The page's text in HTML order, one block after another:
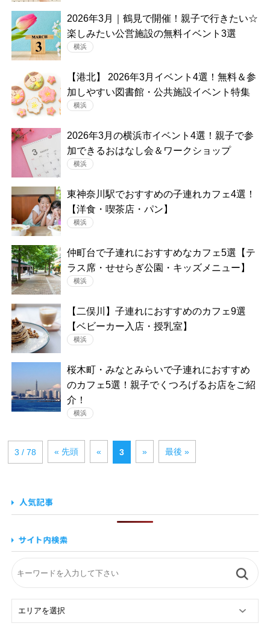
2026年3月｜鶴見で開催！親子で行きたい☆
楽しみたい公営施設の無料イベント3選
横浜
【港北】 2026年3月イベント4選！無料＆参
加しやすい図書館・公共施設イベント特集
横浜
2026年3月の横浜市イベント4選！親子で参
加できるおはなし会＆ワークショップ
横浜
東神奈川駅でおすすめの子連れカフェ4選！
【洋食・喫茶店・パン】
横浜
仲町台で子連れにおすすめなカフェ5選【テ
ラス席・せせらぎ公園・キッズメニュー】
横浜
【二俣川】子連れにおすすめのカフェ9選
【ベビーカー入店・授乳室】
横浜
桜木町・みなとみらいで子連れにおすすめ
のカフェ5選！親子でくつろげるお店をご紹
介！
横浜
3 / 78 « 先頭 « 3 » 最後 »